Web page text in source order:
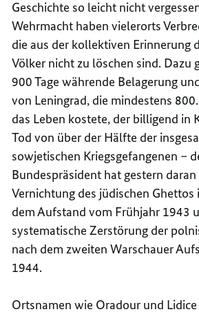
Geschichte so leicht nicht
Wehrmacht haben vielerorts
die aus der kollektiven Erinnerung
Völker nicht zu löschen sind. Dazu
900 Tage währende Belagerung
von Leningrad, die mindestens
das Leben kostete, der billigend in
Tod von über der Hälfte der
sowjetischen Kriegsgefangenen –
Bundespräsident hat gestern
Vernichtung des jüdischen Ghettos
dem Aufstand vom Frühjahr 1943
systematische Zerstörung der
nach dem zweiten Warschauer
1944.
Ortsnamen wie Oradour und